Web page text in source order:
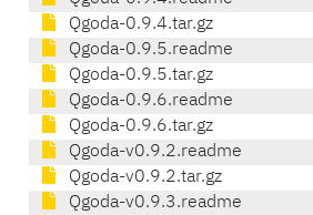
Qgoda-0.9.4.tar.gz
Qgoda-0.9.5.readme
Qgoda-0.9.5.tar.gz
Qgoda-0.9.6.readme
Qgoda-0.9.6.tar.gz
Qgoda-v0.9.2.readme
Qgoda-v0.9.2.tar.gz
Qgoda-v0.9.3.readme